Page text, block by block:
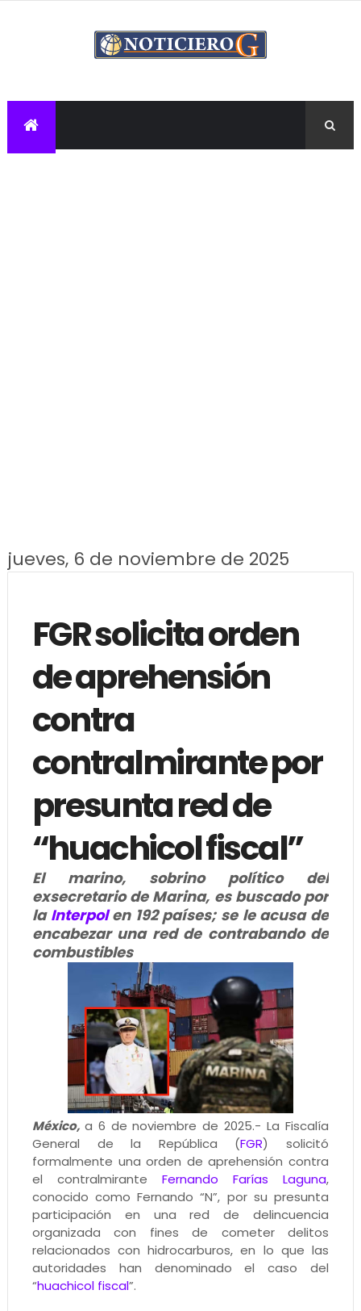
jueves, 6 de noviembre de 2025
FGR solicita orden
de aprehensión
contra
contralmirante por
presunta red de
“huachicol fiscal”
El marino, sobrino político del
exsecretario de Marina, es buscado por
la Interpolen 192 países; se le acusa de
encabezar una red de contrabando de
combustibles
México, a 6 de noviembre de 2025.- La Fiscalía
General de la República (FGR) solicitó
formalmente una orden de aprehensión contra
el contralmirante Fernando Farías Laguna,
conocido como Fernando “N”, por su presunta
participación en una red de delincuencia
organizada con fines de cometer delitos
relacionados con hidrocarburos, en lo que las
autoridades han denominado el caso del
“huachicol fiscal”.